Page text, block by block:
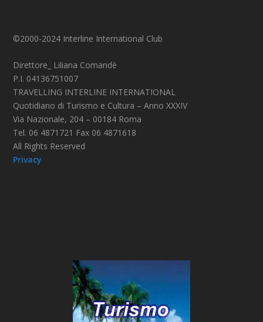
©2000-2024 Interline International Club
Direttore_ Liliana Comandè
P.I. 04136751007
TRAVELLING INTERLINE INTERNATIONAL
Quotidiano di Turismo e Cultura – Anno XXXIV
Via Nazionale, 204 – 00184 Roma
Tel. 06 4871721 Fax 06 4871618
All Rights Reserved
Privacy